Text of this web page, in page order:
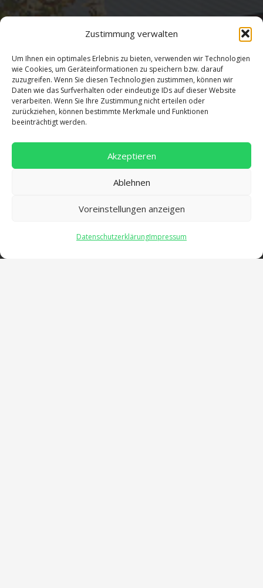
Zustimmung verwalten
Um Ihnen ein optimales Erlebnis zu bieten, verwenden wir Technologien
wie Cookies, um Geräteinformationen zu speichern bzw. darauf
zuzugreifen. Wenn Sie diesen Technologien zustimmen, können wir
Daten wie das Surfverhalten oder eindeutige IDs auf dieser Website
verarbeiten. Wenn Sie Ihre Zustimmung nicht erteilen oder
zurückziehen, können bestimmte Merkmale und Funktionen
beeinträchtigt werden.
Akzeptieren
Ablehnen
Voreinstellungen anzeigen
DatenschutzerklärungImpressum
Adresse
Salentinstr. 12
56626 Andernach